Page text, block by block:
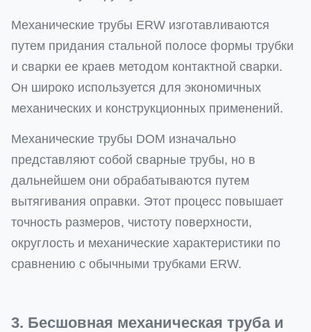
Механические трубы ERW изготавливаются
путем придания стальной полосе формы трубки
и сварки ее краев методом контактной сварки.
Он широко используется для экономичных
механических и конструкционных применений.
Механические трубы DOM изначально
представляют собой сварные трубы, но в
дальнейшем они обрабатываются путем
вытягивания оправки. Этот процесс повышает
точность размеров, чистоту поверхности,
округлость и механические характеристики по
сравнению с обычными трубками ERW.
3. Бесшовная механическая труба и